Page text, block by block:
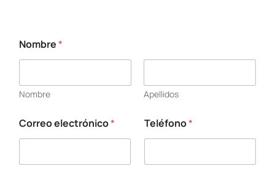
Nombre*
Nombre Apellidos
T
e
é
Correo electrónico* Teléfono*